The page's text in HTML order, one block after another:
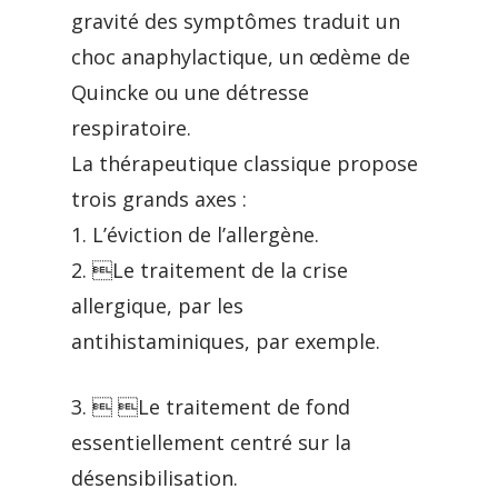
gravité des symptômes traduit un
choc anaphylactique, un œdème de
Quincke ou une détresse
respiratoire.
La thérapeutique classique propose
trois grands axes :
1. L’éviction de l’allergène.
2. Le traitement de la crise
allergique, par les
antihistaminiques, par exemple.
3.  Le traitement de fond
essentiellement centré sur la
désensibilisation.